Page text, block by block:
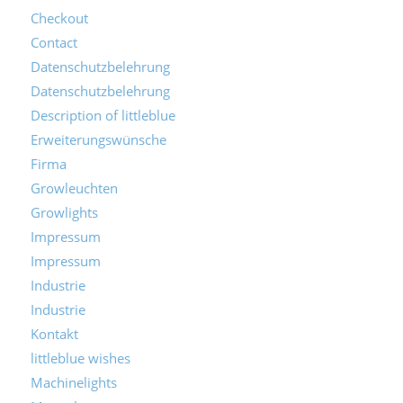
Checkout
Contact
Datenschutzbelehrung
Datenschutzbelehrung
Description of littleblue
Erweiterungswünsche
Firma
Growleuchten
Growlights
Impressum
Impressum
Industrie
Industrie
Kontakt
littleblue wishes
Machinelights